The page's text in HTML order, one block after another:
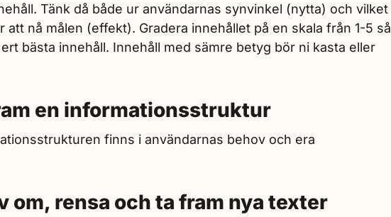
Tänk då både ur användarnas synvinkel (nytta) och vilket
att nå målen (effekt). Gradera innehållet på en skala från 1-5 så
bästa innehåll. Innehåll med sämre betyg bör ni kasta eller
en informationsstruktur
finns i användarnas behov och era
om, rensa och ta fram nya texter